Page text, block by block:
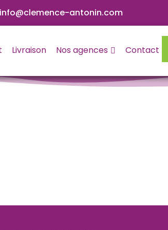
info@clemence-antonin.com
Livraison Nos agences Contact